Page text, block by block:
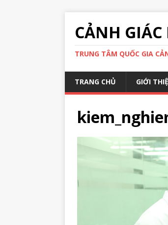
CẢNH
TRUNG TÂM QUỐC GIA
TRANG CHỦ GIỚI